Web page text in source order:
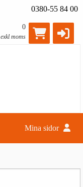
0380-55 84 00
0
exkl moms
Mina sidor